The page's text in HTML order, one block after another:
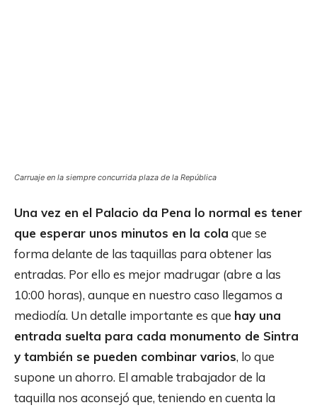
Carruaje en la siempre concurrida plaza de la República
Una vez en el Palacio da Pena lo normal es tener
que esperar unos minutos en la cola que se
forma delante de las taquillas para obtener las
entradas. Por ello es mejor madrugar (abre a las
10:00 horas), aunque en nuestro caso llegamos a
mediodía. Un detalle importante es que hay una
entrada suelta para cada monumento de Sintra
y también se pueden combinar varios, lo que
supone un ahorro. El amable trabajador de la
taquilla nos aconsejó que, teniendo en cuenta la